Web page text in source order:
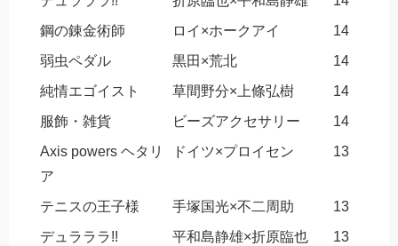
鋼の錬金術師
ロイ×ホークアイ
14
弱虫ペダル
黒田×荒北
14
純情エゴイスト
草間野分×上條弘樹
14
服飾・雑貨
ビーズアクセサリー
14
Axis powers ヘタリ
ア
ドイツ×プロイセン 13
テニスの王子様 手塚国光×不二周助
13
デュラララ!!
平和島静雄×折原臨也
13